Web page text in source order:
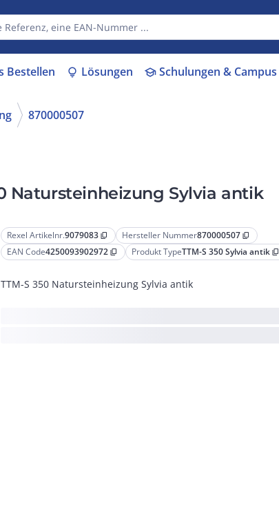
Bestellen lightbulb Lösungen schoolSchulungen & Campus
870000507
S 350 Natursteinheizung Sylvia antik
Rexel Artikelnr.9079083 content_copy Hersteller Nummer870000507 content_copy
EAN Code4250093902972 content_copy Produkt TypeTTM-S 350 Sylvia antik content_copy
TTM-S 350 Natursteinheizung Sylvia antik